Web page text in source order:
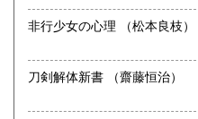
非行少女の心理 （松本良枝）
刀剣解体新書 （齋藤恒治）